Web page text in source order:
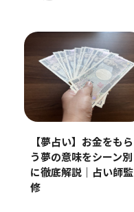
【夢占い】お金をもら
う夢の意味をシーン別
に徹底解説｜占い師監
修